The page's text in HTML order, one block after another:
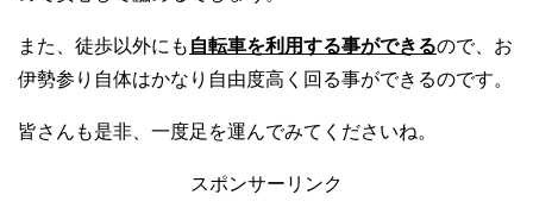
また、徒歩以外にも 自転車を利用する事ができるので、お
伊勢参り自体はかなり自由度高く回る事ができるのです。
皆さんも是非、一度足を運んでみてくださいね。
スポンサーリンク